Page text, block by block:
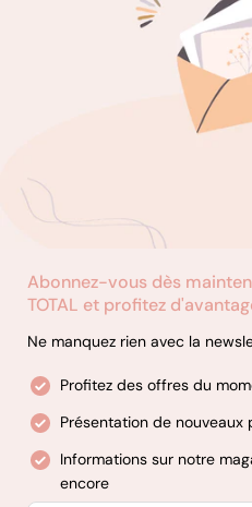
Abonnez-vous dès
TOTAL et profitez
Ne manquez rien avec la
Profitez des offres du
Présentation de nouveaux
Informations sur notre
encore